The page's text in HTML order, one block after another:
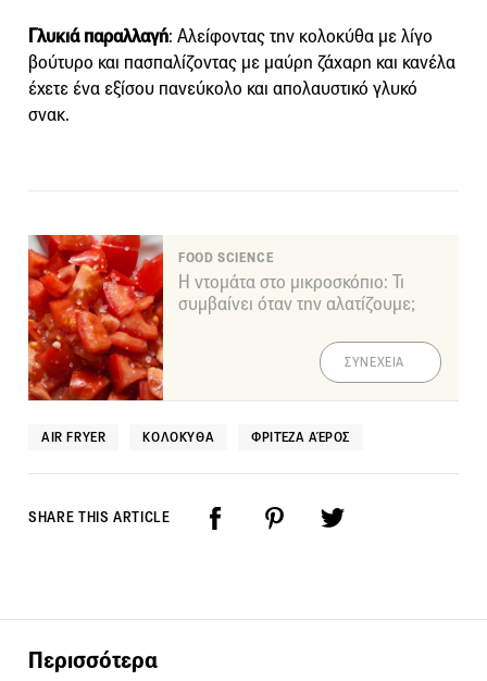
Γλυκιά παραλλαγή: Αλείφοντας την κολοκύθα με λίγο
βούτυρο και πασπαλίζοντας με μαύρη ζάχαρη και κανέλα
έχετε ένα εξίσου πανεύκολο και απολαυστικό γλυκό
σνακ.
FOOD SCIENCE
Η ντομάτα στο μικροσκόπιο: Τι
συμβαίνει όταν την αλατίζουμε;
ΣΥΝΕΧΕΙΑ
AIR FRYER ΚΟΛΟΚΎΘΑ ΦΡΙΤΈΖΑ ΑΈΡΟΣ
SHARE THIS ARTICLE
Περισσότερα